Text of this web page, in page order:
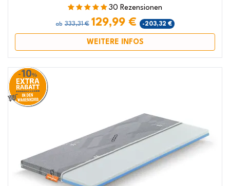
30 Rezensionen
ab 333,31 € 129,99 € -203,32 €
WEITERE INFOS